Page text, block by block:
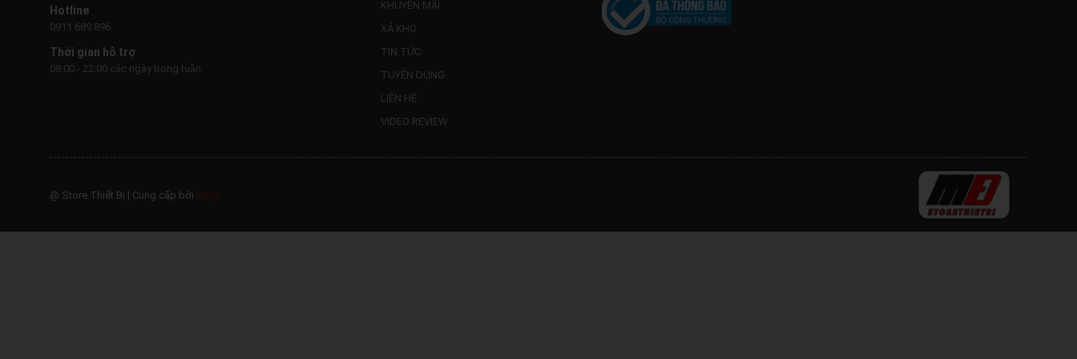
Hotline
0911 689 896
Thời gian hỗ trợ
08:00 - 22:00 các ngày trong tuần
KHUYẾN MÃI
XẢ KHO
TIN TỨC
TUYỂN DỤNG
LIÊN HỆ
VIDEO REVIEW
@ Store Thiết Bị | Cung cấp bởi Sapo